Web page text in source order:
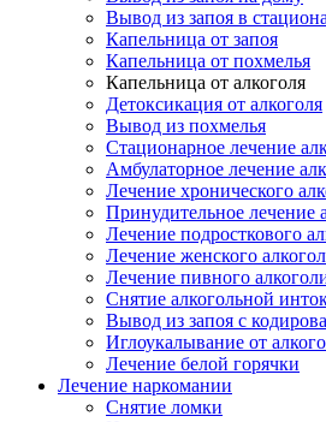
Вывод из запоя в
Капельница от запоя
Капельница от похмелья
Капельница от алкоголя
Детоксикация от алкоголя
Вывод из похмелья
Стационарное лечение
Амбулаторное лечение
Лечение хронического
Принудительное лечение
Лечение подросткового
Лечение женского
Лечение пивного
Снятие алкогольной
Вывод из запоя с
Иглоукалывание от
Лечение белой горячки
Лечение наркомании
Снятие ломки